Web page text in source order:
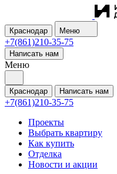
Краснодар Меню
+7(861)210-35-75
Написать нам
Меню
Краснодар Написать нам
+7(861)210-35-75
Проекты
Выбрать квартиру
Как купить
Отделка
Новости и акции